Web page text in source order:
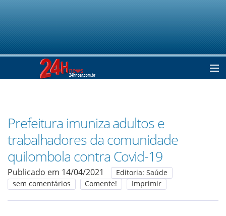
Notícias
Colunistas
Classificados
Prefeitura imuniza adultos e
trabalhadores da comunidade
quilombola contra Covid-19
Publicado em 14/04/2021
Editoria: Saúde
sem comentários
Comente! Imprimir